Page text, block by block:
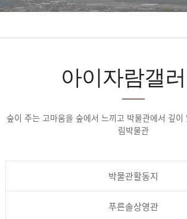
아이자람갤
숲이 주는 고마움을 숲에서 느끼고 박물관에서 깊
림박물관
박물관활동지
푸른솔상영관